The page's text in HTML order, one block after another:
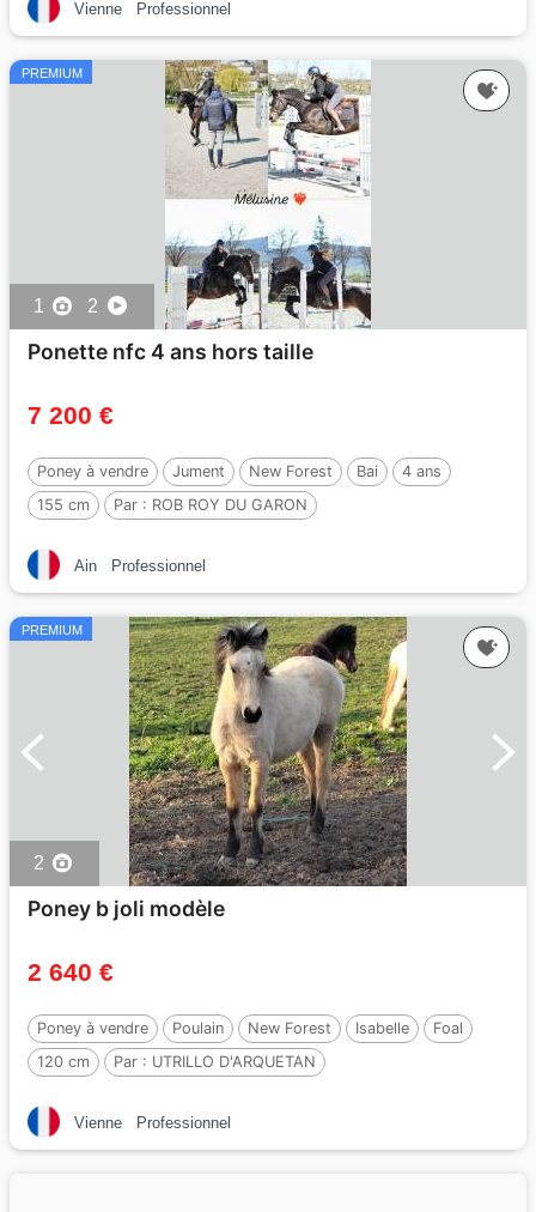
Vienne Professionnel
PREMIUM
1 2
Ponette nfc 4 ans hors taille
7 200 €
Poney à vendre Jument New Forest Bai
4 ans
155 cm
Par : ROB ROY DU GARON
Ain Professionnel
PREMIUM
2
Poney b joli modèle
2 640 €
Poney à vendre Poulain New Forest Isabelle
Foal
120 cm
Par : UTRILLO D'ARQUETAN
Vienne Professionnel